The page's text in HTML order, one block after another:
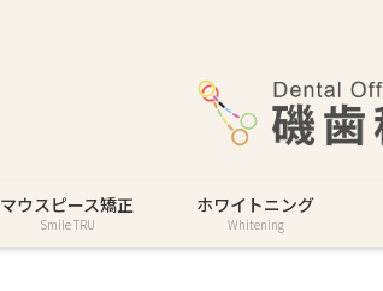
マウスピース矯正
Smile TRU
ホワイトニング
Whitening